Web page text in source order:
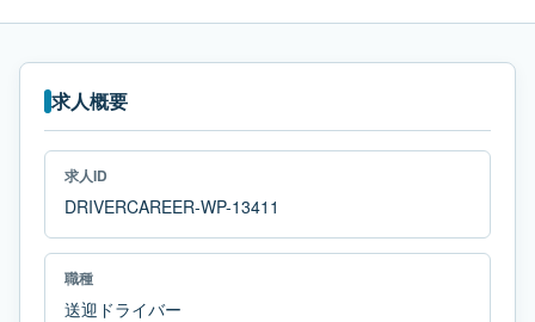
求人概要
求人ID
DRIVERCAREER-WP-13411
職種
送迎ドライバー